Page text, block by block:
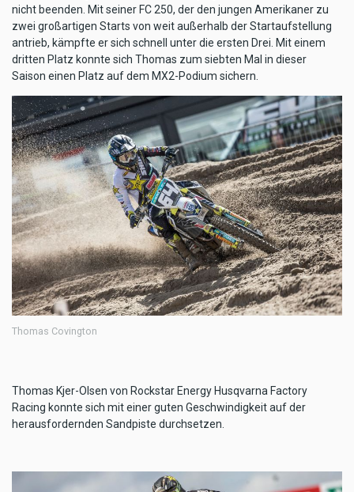
nicht beenden. Mit seiner FC 250, der den jungen Amerikaner zu
zwei großartigen Starts von weit außerhalb der Startaufstellung
antrieb, kämpfte er sich schnell unter die ersten Drei. Mit einem
dritten Platz konnte sich Thomas zum siebten Mal in dieser
Saison einen Platz auf dem MX2-Podium sichern.
Thomas Covington
Thomas Kjer-Olsen von Rockstar Energy Husqvarna Factory
Racing konnte sich mit einer guten Geschwindigkeit auf der
herausfordernden Sandpiste durchsetzen.